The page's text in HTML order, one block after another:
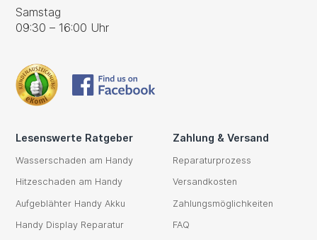
Samstag
09:30 – 16:00 Uhr
Lesenswerte Ratgeber
Wasserschaden am Handy
Hitzeschaden am Handy
Aufgeblähter Handy Akku
Handy Display Reparatur
Zahlung & Versand
Reparaturprozess
Versandkosten
Zahlungsmöglichkeiten
FAQ